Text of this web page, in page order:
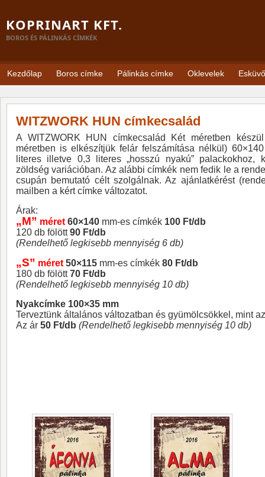
KOPRINART KFT.
BOROS ÉS PÁLINKÁS CÍMKÉK
Kezdőlap Boros címke Pálinkás címke Oklevelek Esküvő
WITZWORK HUN címkecsalád
A WITZWORK HUN címkecsalád Két méretben
méretben is elkészítjük felár felszámítása nélkül)
literes illetve 0,3 literes „hosszú nyakú”
zöldség variációban. Az alábbi címkék nem fedik le a
csupán bemutató célt szolgálnak. Az ajánlatkérést
mailben a kért címke változatot.
Árak:
„M” méret 60×140 mm-es címkék 100 Ft/db
120 db fölött90 Ft/db
(Rendelhető legkisebb mennyiség 6 db)
„S” méret 50×115 mm-es címkék 80 Ft/db
180 db fölött70 Ft/db
(Rendelhető legkisebb mennyiség 10 db)
Nyakcímke 100×35 mm
Terveztünk általános változatban és gyümölcsökkel, mint
Az ár 50 Ft/db (Rendelhető legkisebb mennyiség 10 db)